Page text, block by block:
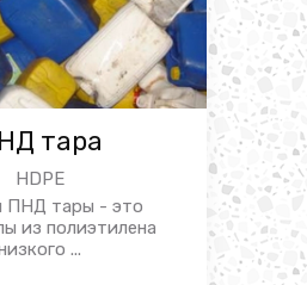
тара
HDPE
ПНД тары - это
из полиэтилена
...